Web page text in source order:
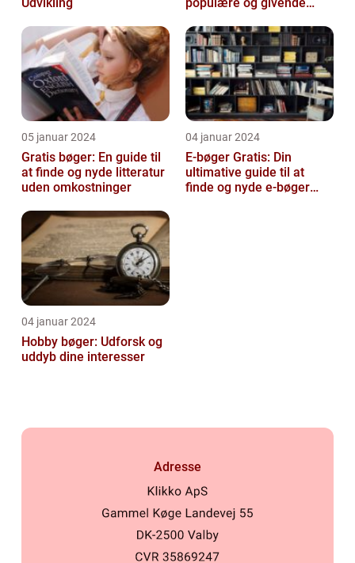
verden ...
05 januar 2024
Gratis bøger: En guide til
at finde og nyde litteratur
uden omkostninger
04 januar 2024
E-bøger Gratis: Din
ultimative guide til at
finde og nyde e-bøger
04 januar 2024
Hobby bøger: Udforsk og
uddyb dine interesser
Adresse